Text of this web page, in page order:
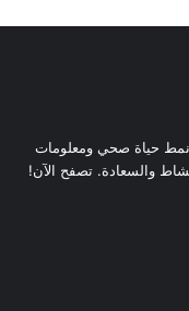
نمط حياة صحي ومعلومات
والسعادة. تصفح الآن!